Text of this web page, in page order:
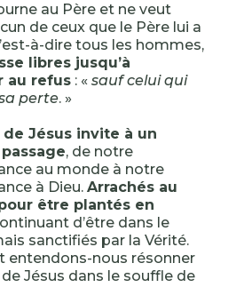
au Père et ne veut
de ceux que le Père lui a
à-dire tous les hommes,
libres jusqu’à
au refus: « sauf celui qui
perte. »
Jésus invite à un
, de notre
au monde à notre
à Dieu. Arrachés au
être plantés en
d’être dans le
sanctifiés par la Vérité.
entendons-nous résonner
Jésus dans le souffle de